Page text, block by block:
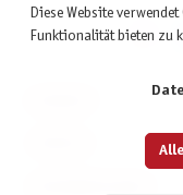
Diese Website
Funktionalität bieten zu